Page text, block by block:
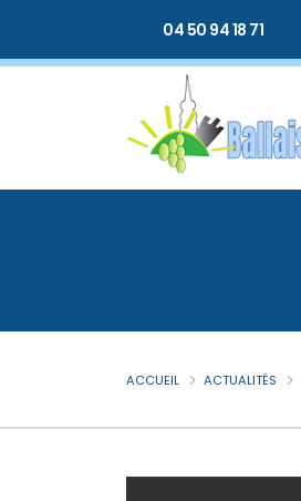
04 50 94 18 71
ACCUEIL ACTUALITÉS